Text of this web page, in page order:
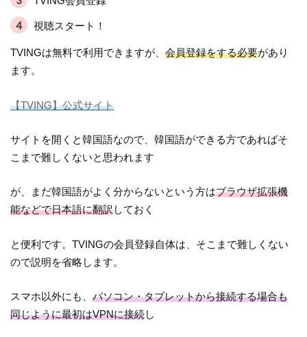
視聴スタート！
TVINGは無料で利用できますが、会員登録をする必要があり
ます。
【TVING】公式サイト
サイトを開くと韓国語なので、韓国語ができる方であればそ
こまで難しくないと思われます
が、まだ韓国語がよく分からないという方はブラウザ拡張機
能などで日本語に翻訳しておく
と便利です。TVINGの会員登録自体は、そこまで難しくない
ので説明を省略します。
スマホ以外にも、パソコン・タブレットから接続する場合も
同じように最初はVPNに接続し